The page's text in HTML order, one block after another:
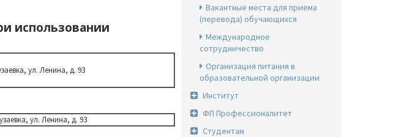
использовании
ул. Ленина, д. 93
ул. Ленина, д. 93
Вакантные места для приема
(перевода) обучающихся
Международное
сотрудничество
Организация питания в
образовательной организации
Институт
ФП Профессионалитет
Студентам